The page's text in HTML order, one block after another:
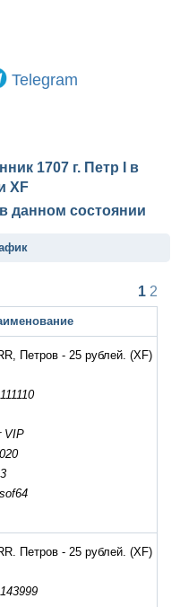
Telegram
1707 г. Петр I в
XF
данном состоянии
1 2
Петров - 25 рублей. (XF)
VIP
Петров - 25 рублей. (XF)